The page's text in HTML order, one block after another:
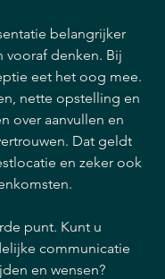
belangrijker
vooraf denken. Bij
eet het oog mee.
nette opstelling en
over aanvullen en
Dat geldt
en zeker ook
punt. Kunt u
communicatie
en wensen?